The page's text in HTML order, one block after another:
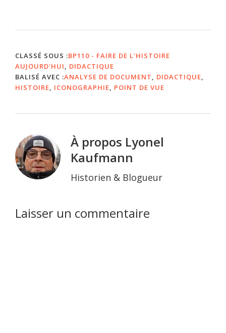
d’enseignement-
apprentissage variées,
cohérentes et…
CLASSÉ SOUS :BP110 - FAIRE DE L'HISTOIRE
AUJOURD'HUI, DIDACTIQUE
BALISÉ AVEC :ANALYSE DE DOCUMENT, DIDACTIQUE,
HISTOIRE, ICONOGRAPHIE, POINT DE VUE
À propos Lyonel
Kaufmann
Historien & Blogueur
Interactions
Laisser un commentaire